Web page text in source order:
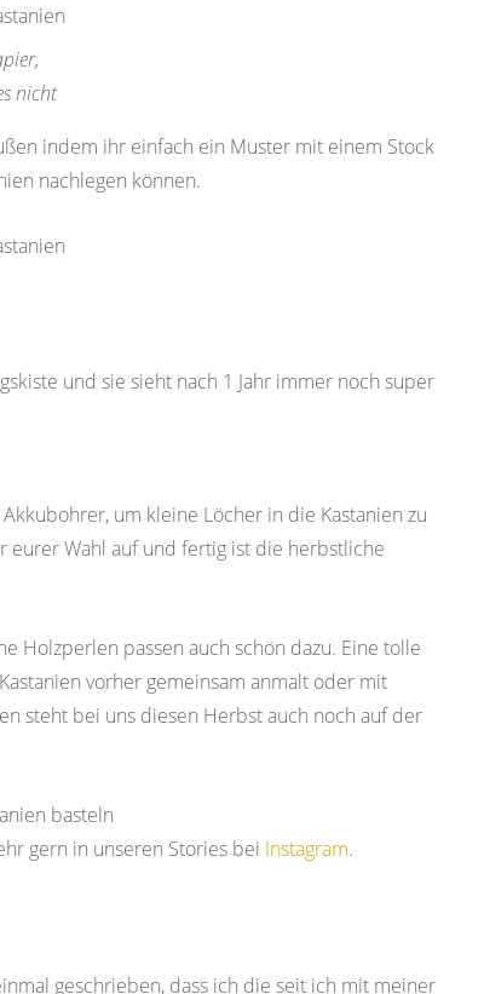
nicht
indem ihr einfach ein Muster mit einem Stock
nachlegen können.
und sie sieht nach 1 Jahr immer noch super
um kleine Löcher in die Kastanien zu
eurer Wahl auf und fertig ist die herbstliche
Holzperlen passen auch schön dazu. Eine tolle
vorher gemeinsam anmalt oder mit
steht bei uns diesen Herbst auch noch auf der
gern in unseren Stories bei Instagram.
geschrieben, dass ich die seit ich mit meiner